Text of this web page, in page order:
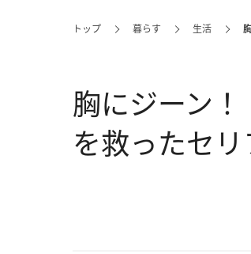
トップ 暮らす 生活
胸にジーン
を救ったセ